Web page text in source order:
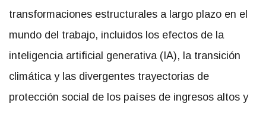
transformaciones estructurales a largo plazo en el
mundo del trabajo, incluidos los efectos de la
inteligencia artificial generativa (IA), la transición
climática y las divergentes trayectorias de
protección social de los países de ingresos altos y